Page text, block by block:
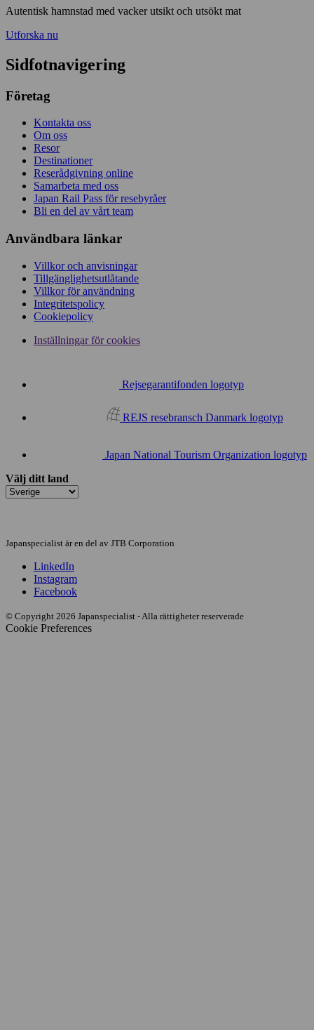
Autentisk hamnstad med vacker utsikt och utsökt mat
Utforska nu
Sidfotnavigering
Företag
Kontakta oss
Om oss
Resor
Destinationer
Reserådgivning online
Samarbeta med oss
Japan Rail Pass för resebyråer
Bli en del av vårt team
Användbara länkar
Villkor och anvisningar
Tillgänglighetsutlåtande
Villkor för användning
Integritetspolicy
Cookiepolicy
Inställningar för cookies
Rejsegarantifonden logotyp
REJS resebransch Danmark logotyp
Japan National Tourism Organization logotyp
Välj ditt land
Japanspecialist är en del av JTB Corporation
LinkedIn
Instagram
Facebook
© Copyright 2026 Japanspecialist - Alla rättigheter reserverade
Cookie Preferences